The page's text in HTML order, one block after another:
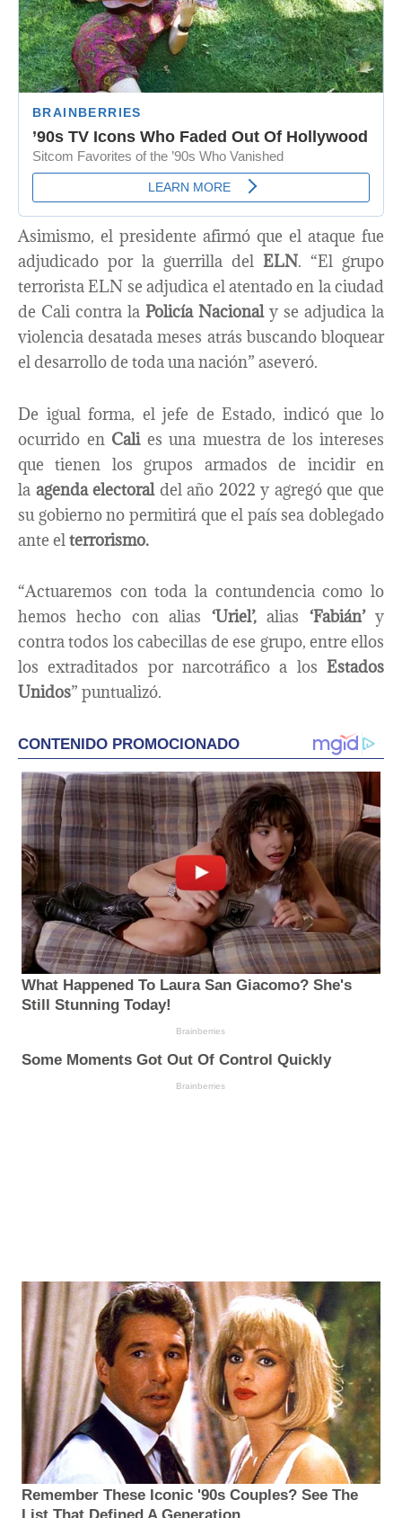
Asimismo, el presidente afirmó que el ataque fue
adjudicado por la guerrilla del ELN. “El grupo
terrorista ELN se adjudica el atentado en la ciudad
de Cali contra la Policía Nacionaly se adjudica la
violencia desatada meses atrás buscando bloquear
el desarrollo de toda una nación” aseveró.
De igual forma, el jefe de Estado, indicó que lo
ocurrido en Calies una muestra de los intereses
que tienen los grupos armados de incidir en
la agenda electoraldel año 2022 y agregó que que
su gobierno no permitirá que el país sea doblegado
ante elterrorismo.
“Actuaremos con toda la contundencia como lo
hemos hecho con alias ‘Uriel’,alias ‘Fabián’y
contra todos los cabecillas de ese grupo, entre ellos
los extraditados por narcotráfico a los Estados
Unidos” puntualizó.